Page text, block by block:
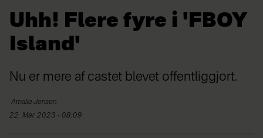
Uhh! Flere fyre i 'FBOY
Island'
Nu er mere af castet blevet offentliggjort.
Amalie Jensen
22. Mar 2023 - 08:09